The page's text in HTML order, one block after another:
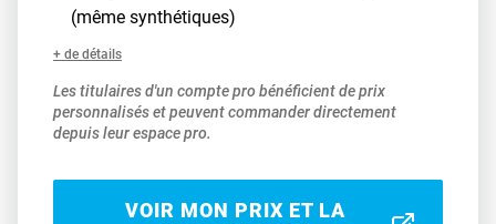
(même synthétiques)
+ de détails
Les titulaires d'un compte pro bénéficient de prix
personnalisés et peuvent commander directement
depuis leur espace pro.
VOIR MON PRIX ET LA